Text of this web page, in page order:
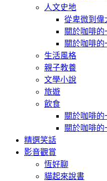
人文史地
從卑微到偉
關於咖啡
關於咖啡
生活風格
親子教養
文學小說
旅遊
飲食
關於咖啡
關於咖啡
精選笑話
影音觀賞
恆好聊
貓起來說書